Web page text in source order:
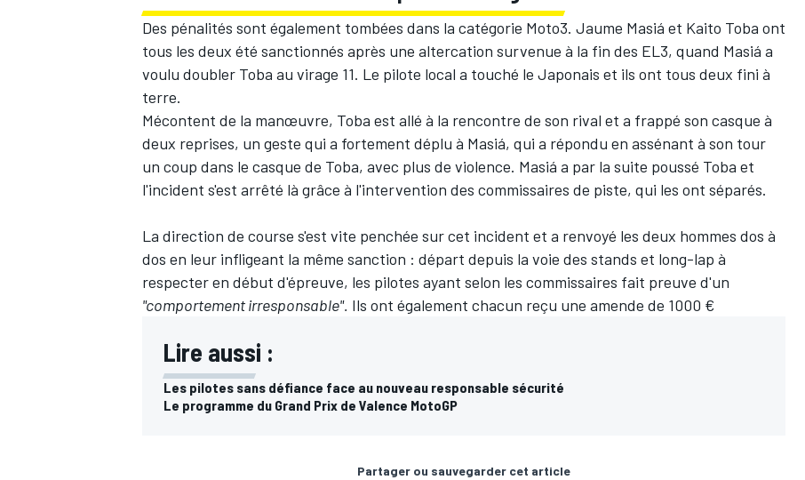
Des pénalités sont également tombées dans la catégorie Moto3. Jaume Masiá et Kaito Toba ont
tous les deux été sanctionnés après une altercation survenue à la fin des EL3, quand Masiá a
voulu doubler Toba au virage 11. Le pilote local a touché le Japonais et ils ont tous deux fini à
terre.
Mécontent de la manœuvre, Toba est allé à la rencontre de son rival et a frappé son casque à
deux reprises, un geste qui a fortement déplu à Masiá, qui a répondu en assénant à son tour
un coup dans le casque de Toba, avec plus de violence. Masiá a par la suite poussé Toba et
l'incident s'est arrêté là grâce à l'intervention des commissaires de piste, qui les ont séparés.
La direction de course s'est vite penchée sur cet incident et a renvoyé les deux hommes dos à
dos en leur infligeant la même sanction : départ depuis la voie des stands et long-lap à
respecter en début d'épreuve, les pilotes ayant selon les commissaires fait preuve d'un
"comportement irresponsable". Ils ont également chacun reçu une amende de 1000 €
Lire aussi :
Les pilotes sans défiance face au nouveau responsable sécurité
Le programme du Grand Prix de Valence MotoGP
Partager ou sauvegarder cet article